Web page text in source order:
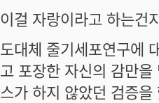
이걸 자랑이라고 하는건
도대체 줄기세포연구에
고 포장한 자신의 감만
스가 하지 않았던 검증